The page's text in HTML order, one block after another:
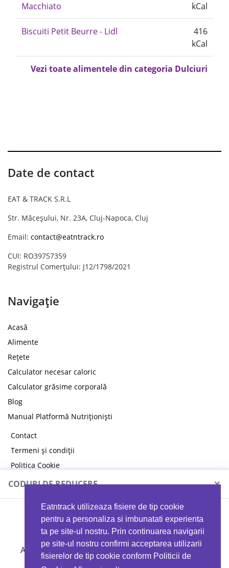
Eatntrack utilizeaza fisiere de tip cookie
pentru a personaliza si imbunatati experienta
ta pe site-ul nostru. Prin continuarea navigarii
pe site-ul nostru confirmi acceptarea utilizarii
fisierelor de tip cookie conform Politicii de
Macchiato
kCal
Biscuiti Petit Beurre - Lidl
416
kCal
Vezi toate alimentele din categoria Dulciuri
Date de contact
EAT & TRACK S.R.L
Str. Măceșului, Nr. 23A, Cluj-Napoca, Cluj
Email: contact@eatntrack.ro
CUI: RO39757359
Registrul Comerțului: J12/1798/2021
Navigație
Acasă
Alimente
Rețete
Calculator necesar caloric
Calculator grăsime corporală
Blog
Manual Platformă Nutriționiști
Contact
Termeni și condiții
Politica Cookie
Politica de confidențialitate
CODURI DE REDUCERE ×
MYPROTEIN
Ai 40%reducere la orice comandă folosind codul
EATTRACK